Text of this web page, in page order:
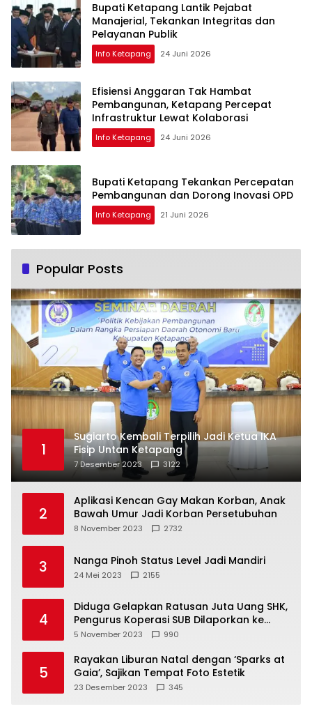
Bupati Ketapang Lantik Pejabat
Manajerial, Tekankan Integritas dan
Pelayanan Publik
Info Ketapang 24 Juni 2026
Efisiensi Anggaran Tak Hambat
Pembangunan, Ketapang Percepat
Infrastruktur Lewat Kolaborasi
Info Ketapang 24 Juni 2026
Bupati Ketapang Tekankan Percepatan
Pembangunan dan Dorong Inovasi OPD
Info Ketapang 21 Juni 2026
Popular Posts
1
Sugiarto Kembali Terpilih Jadi Ketua IKA
Fisip Untan Ketapang
7 Desember 2023 3122
2
Aplikasi Kencan Gay Makan Korban, Anak
Bawah Umur Jadi Korban Persetubuhan
8 November 2023 2732
3 Nanga Pinoh Status Level Jadi Mandiri
24 Mei 2023 2155
4
Diduga Gelapkan Ratusan Juta Uang SHK,
Pengurus Koperasi SUB Dilaporkan ke
Polisi
5 November 2023 990
5
Rayakan Liburan Natal dengan ‘Sparks at
Gaia’, Sajikan Tempat Foto Estetik
23 Desember 2023 345